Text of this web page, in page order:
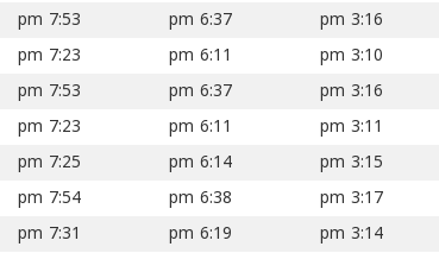
3:16 pm
6:37 pm
7:53 pm
3:10 pm
6:11 pm
7:23 pm
3:16 pm
6:37 pm
7:53 pm
3:11 pm
6:11 pm
7:23 pm
3:15 pm
6:14 pm
7:25 pm
3:17 pm
6:38 pm
7:54 pm
3:14 pm
6:19 pm
7:31 pm